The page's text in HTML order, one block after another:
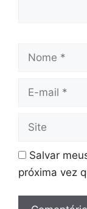
mail
Salvar
próxima vez